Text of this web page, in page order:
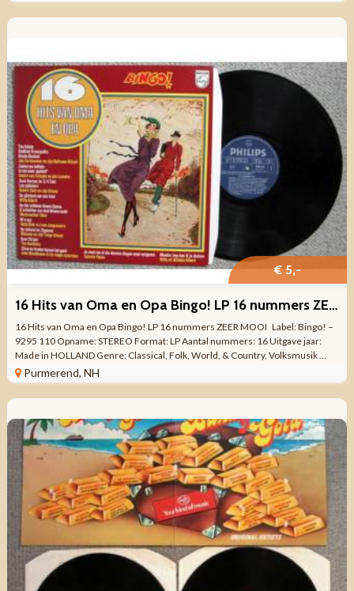
€ 5,-
16 Hits van Oma en Opa Bingo! LP 16 nummers ZEER MOOI
16 Hits van Oma en Opa Bingo! LP 16 nummers ZEER MOOI Label: Bingo! –
9295 110 Opname: STEREO Format: LP Aantal nummers: 16 Uitgave jaar:
Made in HOLLAND Genre: Classical, Folk, World, & Country, Volksmusik ...
Purmerend, NH